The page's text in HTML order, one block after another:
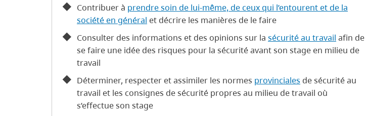
Contribuer à prendre soin de lui-même, de ceux qui l’entourent et de la
société en général et décrire les manières de le faire
Consulter des informations et des opinions sur la sécurité au travail afin de
se faire une idée des risques pour la sécurité avant son stage en milieu de
travail
Déterminer, respecter et assimiler les normes provinciales de sécurité au
travail et les consignes de sécurité propres au milieu de travail où
s’effectue son stage